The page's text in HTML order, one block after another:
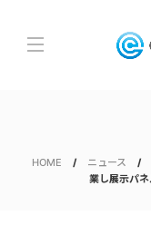
HOME ニュース
業し展示パ